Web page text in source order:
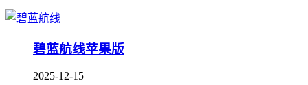
碧蓝航线苹果版
2025-12-15